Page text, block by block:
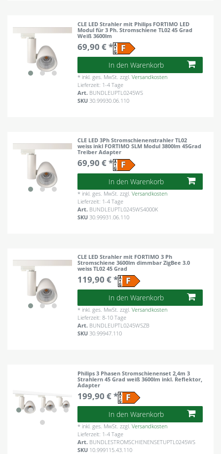
CLE LED Strahler mit Philips FORTIMO LED
Modul für 3 Ph. Stromschiene TL02 45 Grad
Weiß 3600lm
69,90 € *
In den Warenkorb
* inkl. ges. MwSt. zzgl.Versandkosten
Lieferzeit: 1-4 Tage
Art. BUNDLEUPTL0245WS
SKU 30.99930.06.110
CLE LED 3Ph Stromschienenstrahler TL02
weiss inkl FORTIMO SLM Modul 3800lm 45Grad
Treiber Adapter
69,90 € *
In den Warenkorb
* inkl. ges. MwSt. zzgl.Versandkosten
Lieferzeit: 1-4 Tage
Art. BUNDLEUPTL0245WS4000K
SKU 30.99931.06.110
CLE LED Strahler mit FORTIMO 3 Ph
Stromschiene 3600lm dimmbar ZigBee 3.0
weiss TL02 45 Grad
119,90 € *
In den Warenkorb
* inkl. ges. MwSt. zzgl.Versandkosten
Lieferzeit: 8-10 Tage
Art. BUNDLEUPTL0245WSZB
SKU30.99947.110
Philips 3 Phasen Stromschienenset 2,4m 3
Strahlern 45 Grad weiß 3600lm inkl. Reflektor,
Adapter
199,90 € *
In den Warenkorb
* inkl. ges. MwSt. zzgl.Versandkosten
Lieferzeit: 1-4 Tage
Art. BUNDLESTROMSCHIENENSETUPTL0245WS
SKU 10.999115.43.110